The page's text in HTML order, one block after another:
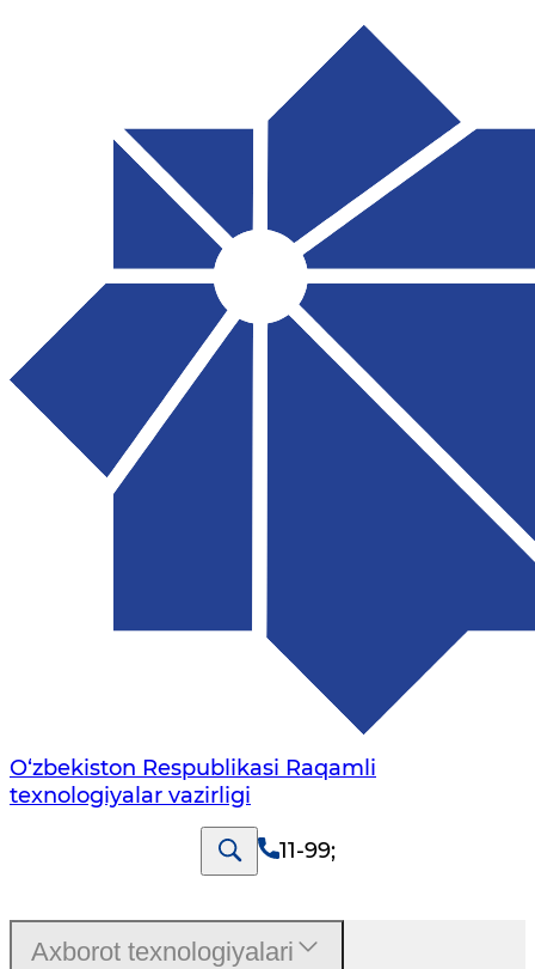
O‘zbekiston Respublikasi Raqamli
texnologiyalar vazirligi
11-99;
Axborot texnologiyalari